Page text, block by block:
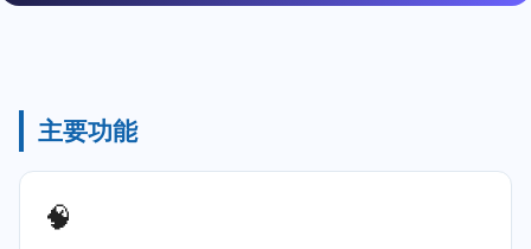
主要功能
🧠